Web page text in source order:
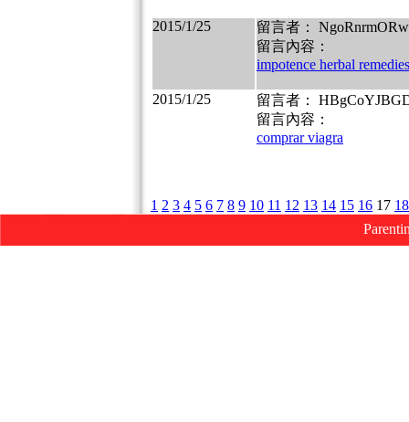
2015/1/25
留言者：
留言內容：
impotence herbal
2015/1/25
留言者：
留言內容：
comprar viagra
1 2 3 4 5 6 7 8 9 10 11 12 13 14 15 16 17 18